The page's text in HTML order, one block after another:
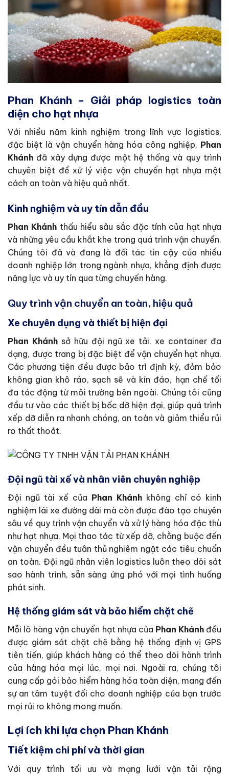
Phan Khánh – Giải pháp logistics toàn
diện cho hạt nhựa
Với nhiều năm kinh nghiệm trong lĩnh vực logistics,
đặc biệt là vận chuyển hàng hóa công nghiệp, Phan
Khánh đã xây dựng được một hệ thống và quy trình
chuyên biệt để xử lý việc vận chuyển hạt nhựa một
cách an toàn và hiệu quả nhất.
Kinh nghiệm và uy tín dẫn đầu
Phan Khánh thấu hiểu sâu sắc đặc tính của hạt nhựa
và những yêu cầu khắt khe trong quá trình vận chuyển.
Chúng tôi đã và đang là đối tác tin cậy của nhiều
doanh nghiệp lớn trong ngành nhựa, khẳng định được
năng lực và uy tín qua từng chuyến hàng.
Quy trình vận chuyển an toàn, hiệu quả
Xe chuyên dụng và thiết bị hiện đại
Phan Khánhsở hữu đội ngũ xe tải, xe container đa
dạng, được trang bị đặc biệt để vận chuyển hạt nhựa.
Các phương tiện đều được bảo trì định kỳ, đảm bảo
không gian khô ráo, sạch sẽ và kín đáo, hạn chế tối
đa tác động từ môi trường bên ngoài. Chúng tôi cũng
đầu tư vào các thiết bị bốc dỡ hiện đại, giúp quá trình
xếp dỡ diễn ra nhanh chóng, an toàn và giảm thiểu rủi
ro thất thoát.
Đội ngũ tài xế và nhân viên chuyên nghiệp
Đội ngũ tài xế của Phan Khánh không chỉ có kinh
nghiệm lái xe đường dài mà còn được đào tạo chuyên
sâu về quy trình vận chuyển và xử lý hàng hóa đặc thù
như hạt nhựa. Mọi thao tác từ xếp dỡ, chằng buộc đến
vận chuyển đều tuân thủ nghiêm ngặt các tiêu chuẩn
an toàn. Đội ngũ nhân viên logistics luôn theo dõi sát
sao hành trình, sẵn sàng ứng phó với mọi tình huống
phát sinh.
Hệ thống giám sát và bảo hiểm chặt chẽ
Mỗi lô hàng vận chuyển hạt nhựa của Phan Khánhđều
được giám sát chặt chẽ bằng hệ thống định vị GPS
tiên tiến, giúp khách hàng có thể theo dõi hành trình
của hàng hóa mọi lúc, mọi nơi. Ngoài ra, chúng tôi
cung cấp gói bảo hiểm hàng hóa toàn diện, mang đến
sự an tâm tuyệt đối cho doanh nghiệp của bạn trước
mọi rủi ro không mong muốn.
Lợi ích khi lựa chọn Phan Khánh
Tiết kiệm chi phí và thời gian
Với quy trình tối ưu và mạng lưới vận tải rộng